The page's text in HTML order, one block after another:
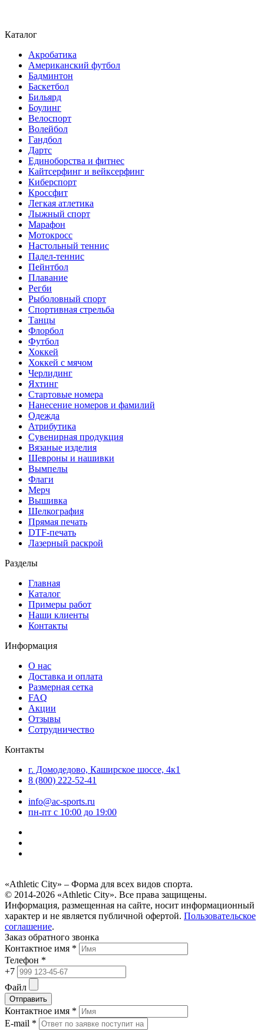
Каталог
Акробатика
Американский футбол
Бадминтон
Баскетбол
Бильярд
Боулинг
Велоспорт
Волейбол
Гандбол
Дартс
Единоборства и фитнес
Кайтсерфинг и вейксерфинг
Киберспорт
Кроссфит
Легкая атлетика
Лыжный спорт
Марафон
Мотокросс
Настольный теннис
Падел-теннис
Пейнтбол
Плавание
Регби
Рыболовный спорт
Спортивная стрельба
Танцы
Флорбол
Футбол
Хоккей
Хоккей с мячом
Черлидинг
Яхтинг
Стартовые номера
Нанесение номеров и фамилий
Одежда
Атрибутика
Сувенирная продукция
Вязаные изделия
Шевроны и нашивки
Вымпелы
Флаги
Мерч
Вышивка
Шелкография
Прямая печать
DTF-печать
Лазерный раскрой
Разделы
Главная
Каталог
Примеры работ
Наши клиенты
Контакты
Информация
О нас
Доставка и оплата
Размерная сетка
FAQ
Акции
Отзывы
Сотрудничество
Контакты
г. Домодедово, Каширское шоссе, 4к1
8 (800) 222-52-41
info@ac-sports.ru
пн-пт c 10:00 до 19:00
«Athletic City» – Форма для всех видов спорта.
© 2014-2026 «Athletic City». Все права защищены.
Информация, размещенная на сайте, носит информационный
характер и не является публичной офертой. Пользовательское
соглашение.
Заказ обратного звонка
Контактное имя *
Телефон *
+7
Файл
Отправить
Контактное имя *
E-mail *